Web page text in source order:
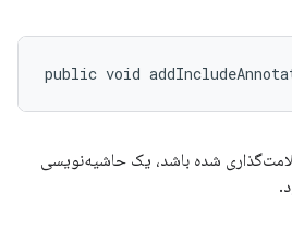
public void
شده باشد، یک حاشیه‌نویسی